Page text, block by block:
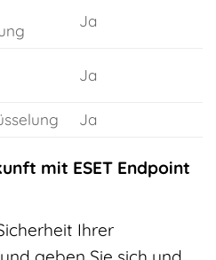
Ja
Ja
Ja
mit ESET Endpoint
Ihrer